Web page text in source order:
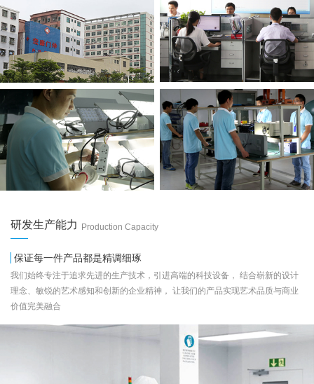
研发生产能力 Production Capacity
保证每一件产品都是精调细琢
我们始终专注于追求先进的生产技术，引进高端的科技设备， 结合崭新的设计
理念、敏锐的艺术感知和创新的企业精神， 让我们的产品实现艺术品质与商业
价值完美融合